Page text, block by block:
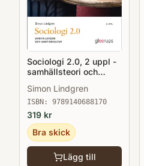
Sociologi 2.0, 2 uppl -
samhällsteori och
Simon Lindgren
ISBN: 9789140688170
319 kr
Bra skick
Lägg till